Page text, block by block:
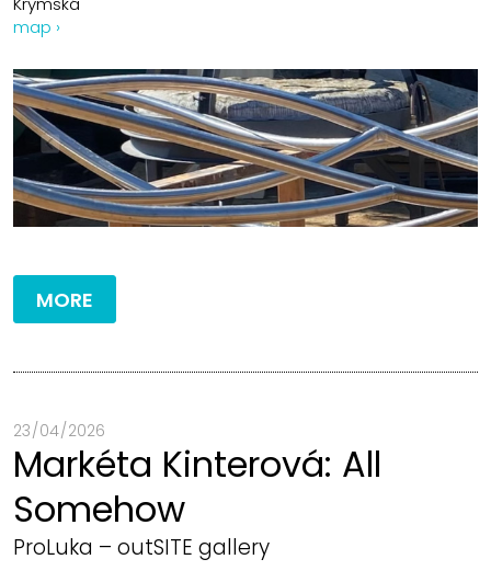
map ›
MORE
23 / 04 / 2026
Markéta Kinterová: All
Somehow
ProLuka – outSITE gallery